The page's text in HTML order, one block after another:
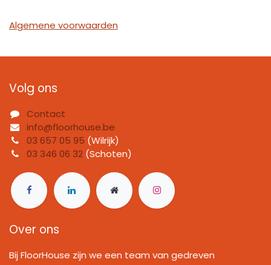
Algemene voorwaarden
Volg ons
Contact
info@floorhouse.be
03 657 05 95 (Wilrijk)
03 346 06 32 (Schoten)
Over ons
Bij FloorHouse zijn we een team van gedreven